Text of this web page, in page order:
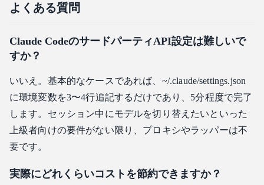
よくある質問
Claude CodeのサードパーティAPI設定は難しいで
すか？
いいえ。基本的なケースであれば、~/.claude/settings.json
に環境変数を3〜4行追記するだけであり、5分程度で完了
します。セッション中にモデルを切り替えたいといった
上級者向けの要件がない限り、プロキシやラッパーは不
要です。
実際にどれくらいコストを節約できますか？